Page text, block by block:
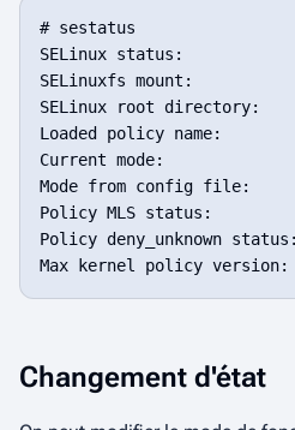
# sestatus
SELinux status:
SELinuxfs mount:
SELinux root directory:
Loaded policy name:
Current mode:
Mode from config file:
Policy MLS status:
Policy deny_unknown
Changement d'état